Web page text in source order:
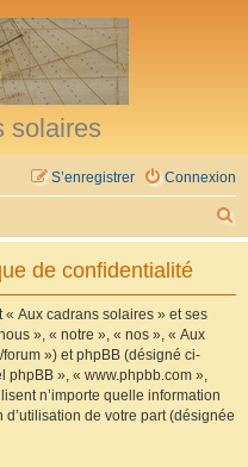
solaires
Connexion
S’enregistrer
e
de confidentialité
Aux cadrans solaires » et ses
», « notre », « nos », « Aux
») et phpBB (désigné ci-
phpBB », « www.phpbb.com »,
n’importe quelle information
de votre part (désignée